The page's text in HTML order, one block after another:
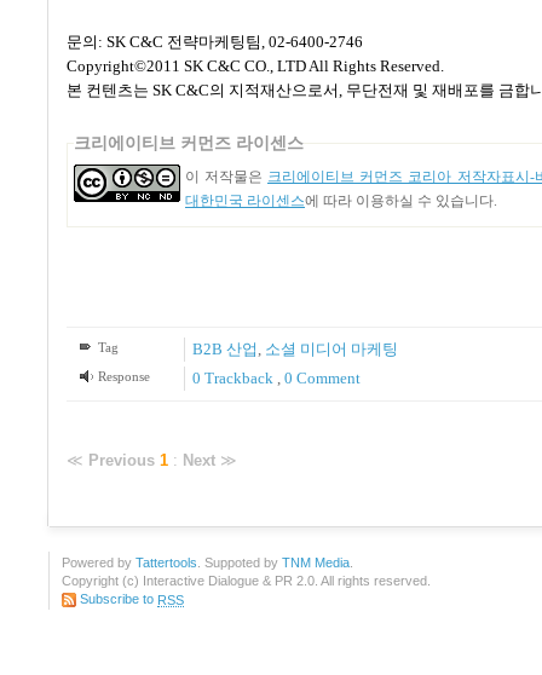
문의: SK C&C 전략마케팅팀, 02-6400-2746
Copyright©2011 SK C&C CO., LTD All Rights Reserved.
본 컨텐츠는 SK C&C의 지적재산으로서, 무단전재 및 재배포를 금합
크리에이티브 커먼즈 라이센스
이 저작물은 크리에이티브 커먼즈 코리아 저작자표시-
대한민국 라이센스에 따라 이용하실 수 있습니다.
Tag B2B 산업 , 소셜 미디어 마케팅
Response 0 Trackback 0 Comment
≪ Previous 1 : Next ≫
Powered by Tattertools . Suppoted by TNM Media
Copyright (c) Interactive Dialogue & PR 2.0. All rights reserved.
Subscribe to RSS